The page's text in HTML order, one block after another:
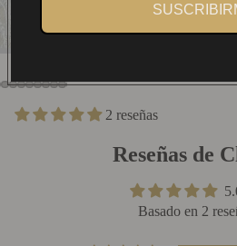
2 reseñas
Reseñas de
Basado en 2